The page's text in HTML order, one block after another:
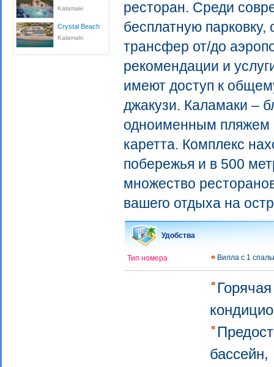
Kalamaki
Crystal Beach
Kalamaki
ресторан. Среди
бесплатную
трансфер от/до
рекомендации и
имеют доступ к
джакузи. Каламаки –
одноименным пляжем
каретта. Комплекс
побережья и в 500
множество
вашего отдыха на
Удобства
Тип номера Вилла с 1